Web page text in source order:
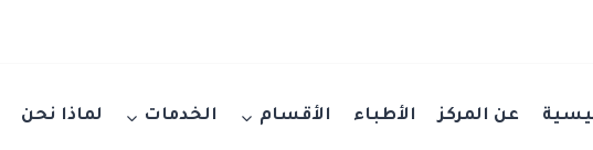
عن المركز الأطباء الأقسام الخدمات لماذا نحن